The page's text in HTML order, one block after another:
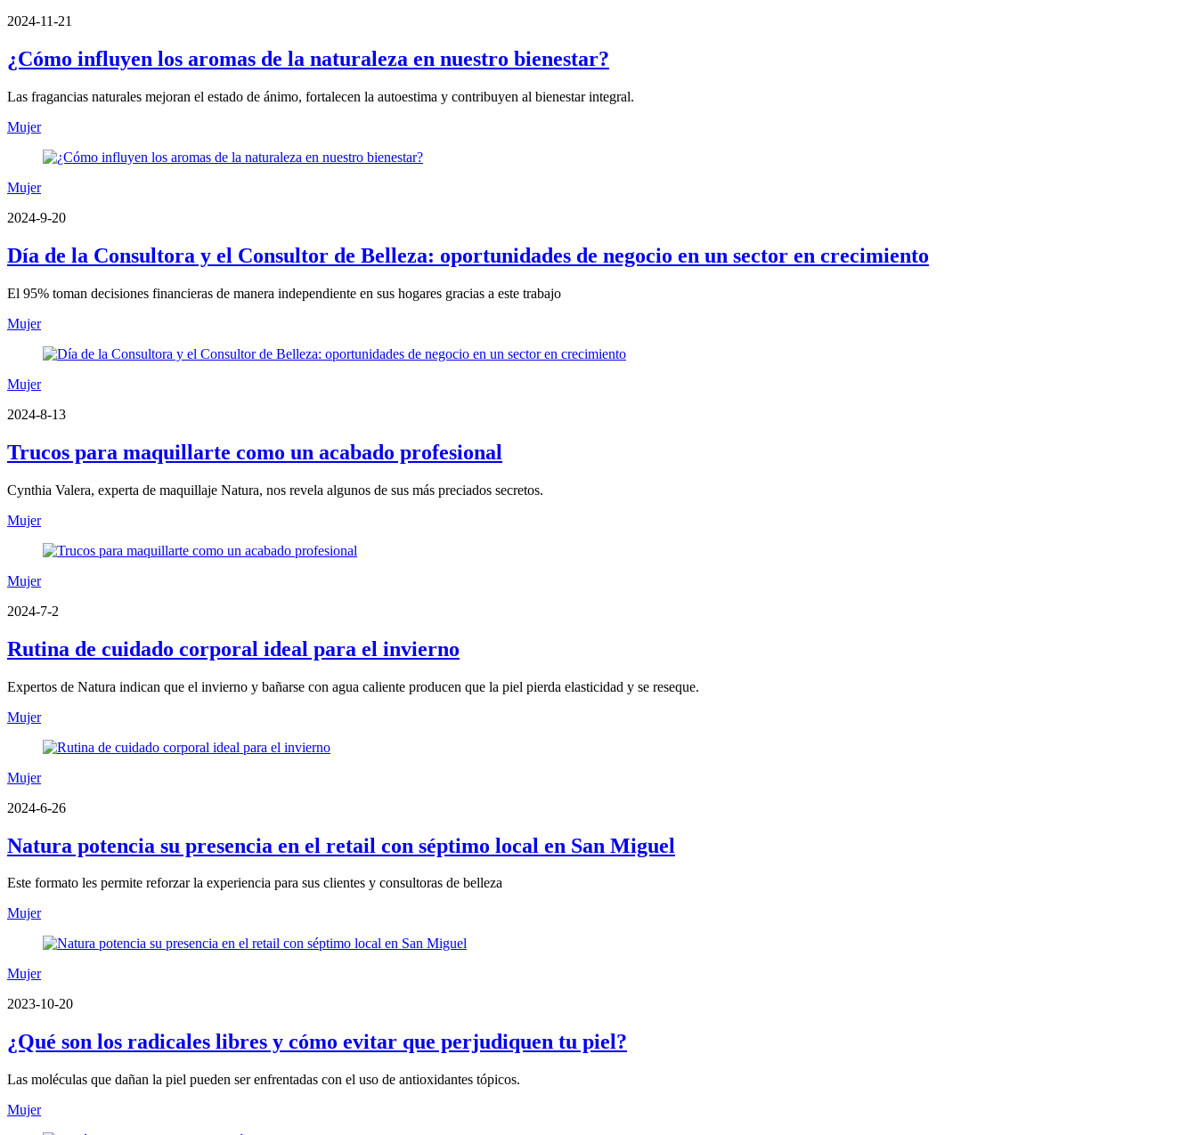
2024-11-21
¿Cómo influyen los aromas de la naturaleza en nuestro bienestar?
Las fragancias naturales mejoran el estado de ánimo, fortalecen la autoestima y contribuyen al bienestar integral.
Mujer
Mujer
2024-9-20
Día de la Consultora y el Consultor de Belleza: oportunidades de negocio en un sector en crecimiento
El 95% toman decisiones financieras de manera independiente en sus hogares gracias a este trabajo
Mujer
Mujer
2024-8-13
Trucos para maquillarte como un acabado profesional
Cynthia Valera, experta de maquillaje Natura, nos revela algunos de sus más preciados secretos.
Mujer
Mujer
2024-7-2
Rutina de cuidado corporal ideal para el invierno
Expertos de Natura indican que el invierno y bañarse con agua caliente producen que la piel pierda elasticidad y se reseque.
Mujer
Mujer
2024-6-26
Natura potencia su presencia en el retail con séptimo local en San Miguel
Este formato les permite reforzar la experiencia para sus clientes y consultoras de belleza
Mujer
Mujer
2023-10-20
¿Qué son los radicales libres y cómo evitar que perjudiquen tu piel?
Las moléculas que dañan la piel pueden ser enfrentadas con el uso de antioxidantes tópicos.
Mujer